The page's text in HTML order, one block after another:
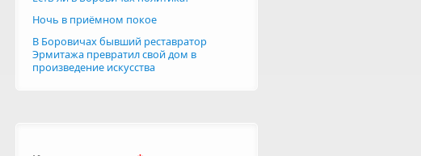
Ночь в приёмном покое
В Боровичах бывший реставратор
Эрмитажа превратил свой дом в
произведение искусства